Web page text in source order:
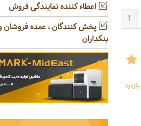
1
اعطاء کننده نمایندگی فروش
پخش کنندگان ، عمده فروشان
بنکداران